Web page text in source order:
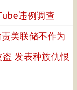
违例调查
美联储不作为
发表种族仇恨